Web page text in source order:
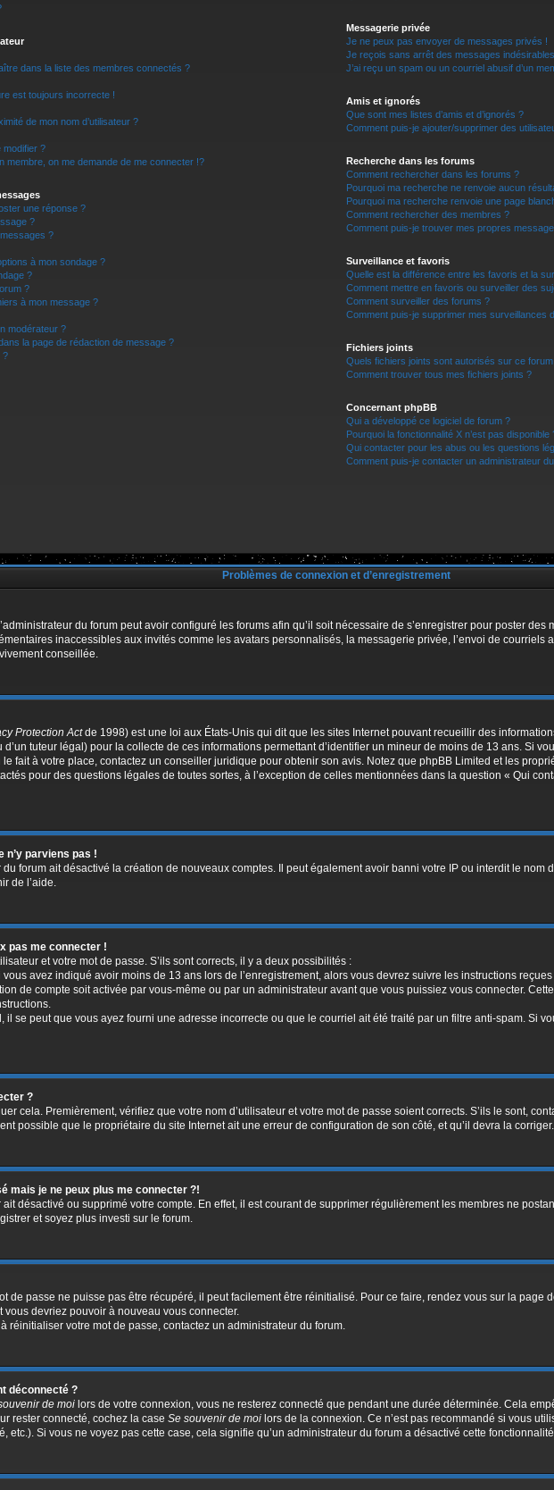
dans la liste des membres connectés ?
est toujours incorrecte !
de mon nom d’utilisateur ?
modifier ?
membre, on me demande de me connecter !?
une réponse ?
?
?
à mon sondage ?
?
?
à mon message ?
modérateur ?
la page de rédaction de message ?
?
Messagerie privée
Je ne peux pas envoyer de messages privés !
Je reçois sans arrêt des messages
J’ai reçu un spam ou un courriel abusif d’un
Amis et ignorés
Que sont mes listes d’amis et d’ignorés ?
Comment puis-je ajouter/supprimer des
Recherche dans les forums
Comment rechercher dans les forums ?
Pourquoi ma recherche ne renvoie aucun
Pourquoi ma recherche renvoie une page
Comment rechercher des membres ?
Comment puis-je trouver mes propres
Surveillance et favoris
Quelle est la différence entre les favoris et la
Comment mettre en favoris ou surveiller des
Comment surveiller des forums ?
Comment puis-je supprimer mes surveillances
Fichiers joints
Quels fichiers joints sont autorisés sur ce
Comment trouver tous mes fichiers joints ?
Concernant phpBB
Qui a développé ce logiciel de forum ?
Pourquoi la fonctionnalité X n’est pas disponible
Qui contacter pour les abus ou les questions
Comment puis-je contacter un administrateur
Problèmes de connexion et d’enregistrement
du forum peut avoir configuré les forums afin qu’il soit nécessaire de s’enregistrer pour poster
inaccessibles aux invités comme les avatars personnalisés, la messagerie privée, l’envoi de courriels
conseillée.
Protection Actde 1998) est une loi aux États-Unis qui dit que les sites Internet pouvant recueillir des
tuteur légal) pour la collecte de ces informations permettant d’identifier un mineur de moins de 13 ans. Si
fait à votre place, contactez un conseiller juridique pour obtenir son avis. Notez que phpBB Limited et les
pour des questions légales de toutes sortes, à l’exception de celles mentionnées dans la question « Qui
n’y parviens pas !
du forum ait désactivé la création de nouveaux comptes. Il peut également avoir banni votre IP ou interdit le nom
de l’aide.
pas me connecter !
et votre mot de passe. S’ils sont corrects, il y a deux possibilités :
vous avez indiqué avoir moins de 13 ans lors de l’enregistrement, alors vous devrez suivre les instructions
de compte soit activée par vous-même ou par un administrateur avant que vous puissiez vous connecter.
il se peut que vous ayez fourni une adresse incorrecte ou que le courriel ait été traité par un filtre anti-spam. Si
?
cela. Premièrement, vérifiez que votre nom d’utilisateur et votre mot de passe soient corrects. S’ils le sont,
possible que le propriétaire du site Internet ait une erreur de configuration de son côté, et qu’il devra la corriger.
mais je ne peux plus me connecter ?!
ait désactivé ou supprimé votre compte. En effet, il est courant de supprimer régulièrement les membres ne
et soyez plus investi sur le forum.
de passe ne puisse pas être récupéré, il peut facilement être réinitialisé. Pour ce faire, rendez vous sur la page
devriez pouvoir à nouveau vous connecter.
réinitialiser votre mot de passe, contactez un administrateur du forum.
déconnecté ?
de moi lors de votre connexion, vous ne resterez connecté que pendant une durée déterminée. Cela
rester connecté, cochez la case Se souvenir de moi lors de la connexion. Ce n’est pas recommandé si vous
etc.). Si vous ne voyez pas cette case, cela signifie qu’un administrateur du forum a désactivé cette